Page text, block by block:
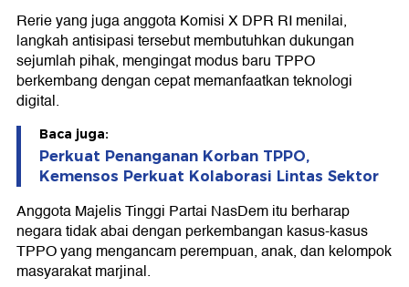
Rerie yang juga anggota Komisi X DPR RI menilai,
langkah antisipasi tersebut membutuhkan dukungan
sejumlah pihak, mengingat modus baru TPPO
berkembang dengan cepat memanfaatkan teknologi
digital.
Baca juga:
Perkuat Penanganan Korban TPPO,
Kemensos Perkuat Kolaborasi Lintas Sektor
Anggota Majelis Tinggi Partai NasDem itu berharap
negara tidak abai dengan perkembangan kasus-kasus
TPPO yang mengancam perempuan, anak, dan kelompok
masyarakat marjinal.